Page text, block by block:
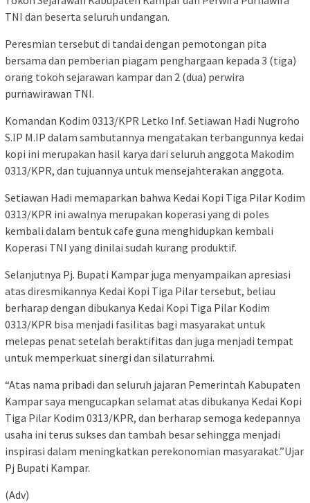
TNI dan beserta seluruh undangan.
Peresmian tersebut di tandai dengan pemotongan pita
bersama dan pemberian piagam penghargaan kepada 3 (tiga)
orang tokoh sejarawan kampar dan 2 (dua) perwira
purnawirawan TNI.
Komandan Kodim 0313/KPR Letko Inf. Setiawan Hadi Nugroho
S.IP M.IP dalam sambutannya mengatakan terbangunnya kedai
kopi ini merupakan hasil karya dari seluruh anggota Makodim
0313/KPR, dan tujuannya untuk mensejahterakan anggota.
Setiawan Hadi memaparkan bahwa Kedai Kopi Tiga Pilar Kodim
0313/KPR ini awalnya merupakan koperasi yang di poles
kembali dalam bentuk cafe guna menghidupkan kembali
Koperasi TNI yang dinilai sudah kurang produktif.
Selanjutnya Pj. Bupati Kampar juga menyampaikan apresiasi
atas diresmikannya Kedai Kopi Tiga Pilar tersebut, beliau
berharap dengan dibukanya Kedai Kopi Tiga Pilar Kodim
0313/KPR bisa menjadi fasilitas bagi masyarakat untuk
melepas penat setelah beraktifitas dan juga menjadi tempat
untuk memperkuat sinergi dan silaturrahmi.
“Atas nama pribadi dan seluruh jajaran Pemerintah Kabupaten
Kampar saya mengucapkan selamat atas dibukanya Kedai Kopi
Tiga Pilar Kodim 0313/KPR, dan berharap semoga kedepannya
usaha ini terus sukses dan tambah besar sehingga menjadi
inspirasi dalam meningkatkan perekonomian masyarakat.”Ujar
Pj Bupati Kampar.
(Adv)